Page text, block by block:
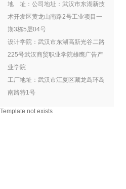
地 址：公司地址：武汉市东湖新技
术开发区黄龙山南路2号工业项目一
期3栋5层04号
设计学院：武汉市东湖高新光谷二路
225号武汉商贸职业学院雄鹰广告产
业学院
工厂地址：武汉市江夏区藏龙岛环岛
南路特1号
Template not exists